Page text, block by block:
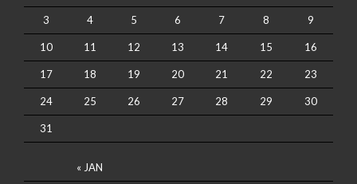
« JAN
3 4 5 6 7 8 9
10 11 12 13 14 15 16
17 18 19 20 21 22 23
24 25 26 27 28 29 30
31